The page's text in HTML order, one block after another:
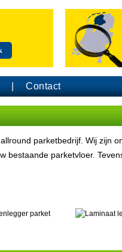
Contact
parketbedrijf. Wij zijn
bestaande parketvloer.